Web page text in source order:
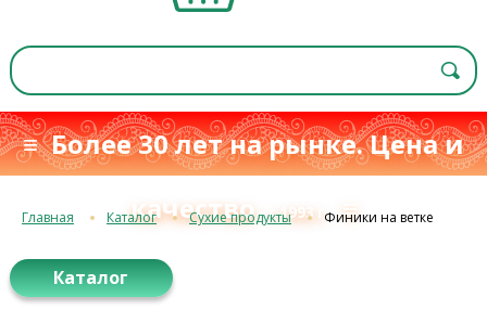
≡ Более 30 лет на рынке. Цена и
качествос 1993 г.≡
Главная Каталог Сухие продукты Финики на ветке
Каталог